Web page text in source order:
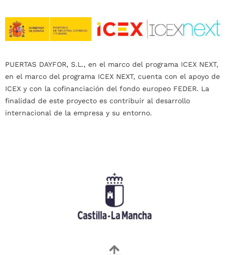
PUERTAS DAYFOR, S.L., en el marco del programa ICEX NEXT,
en el marco del programa ICEX NEXT, cuenta con el apoyo de
ICEX y con la cofinanciación del fondo europeo FEDER. La
finalidad de este proyecto es contribuir al desarrollo
internacional de la empresa y su entorno.